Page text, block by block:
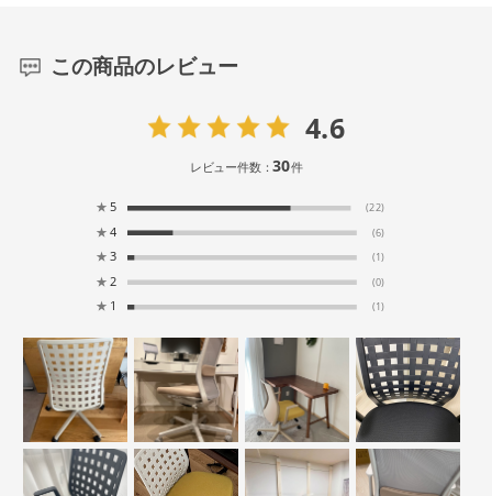
この商品のレビュー
4.6
レビュー件数：30件
★ 5 (22)
★ 4 (6)
★ 3 (1)
★ 2 (0)
★ 1 (1)